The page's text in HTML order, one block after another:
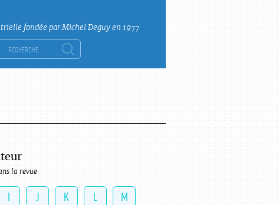
fondée par Michel Deguy en 1977
:
la revue
I J K L
M